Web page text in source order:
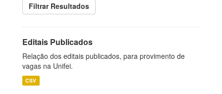
Filtrar Resultados
Editais Publicados
Relação dos editais publicados, para provimento de
vagas na Unifei.
CSV